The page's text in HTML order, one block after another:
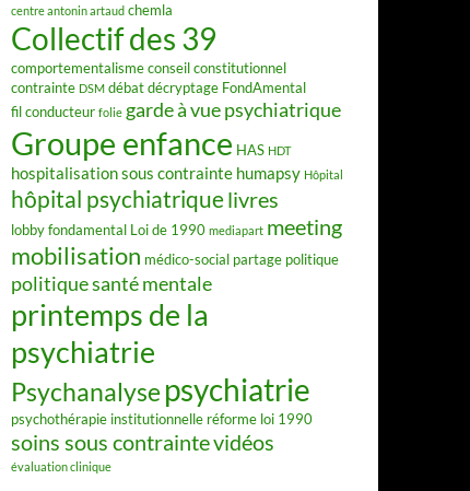
centre antonin artaud chemla
Collectif des 39
comportementalismeconseil constitutionnel
contrainte DSM débatdécryptage FondAmental
fil conducteur folie garde à vue psychiatrique
Groupe enfance HAS HDT
hospitalisation sous contrainte humapsy Hôpital
hôpital psychiatriquelivres
lobby fondamental Loi de 1990 mediapart meeting
mobilisation médico-social partage politique
politique santé mentale
printemps de la
psychiatrie
Psychanalyse psychiatrie
psychothérapie institutionnelle réforme loi 1990
soins sous contraintevidéos
évaluation clinique